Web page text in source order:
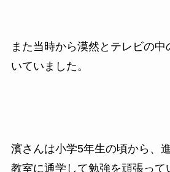
また当時から漠然とテレビの
いていました。
濱さんは小学5年生の頃から、
教室に通学して勉強を頑張って